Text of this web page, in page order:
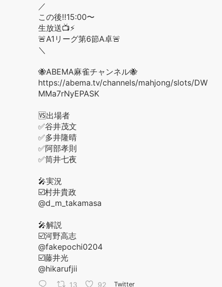
／
この後‼️15:00〜
生放送📺⚡️
🚨A1リーグ第6節A卓🚨
＼
🐝ABEMA麻雀チャンネル🐝
https://abema.tv/channels/mahjong/slots/DW
MMa7rNyEPASK
🆚出場者
✅谷井茂文
✅多井隆晴
✅阿部孝則
✅筒井七夜
🎤実況
☑️村井貴政
@d_m_takamasa
🎤解説
☑️河野高志
@fakepochi0204
☑️藤井光
@hikarufjii
13 92 Twitter